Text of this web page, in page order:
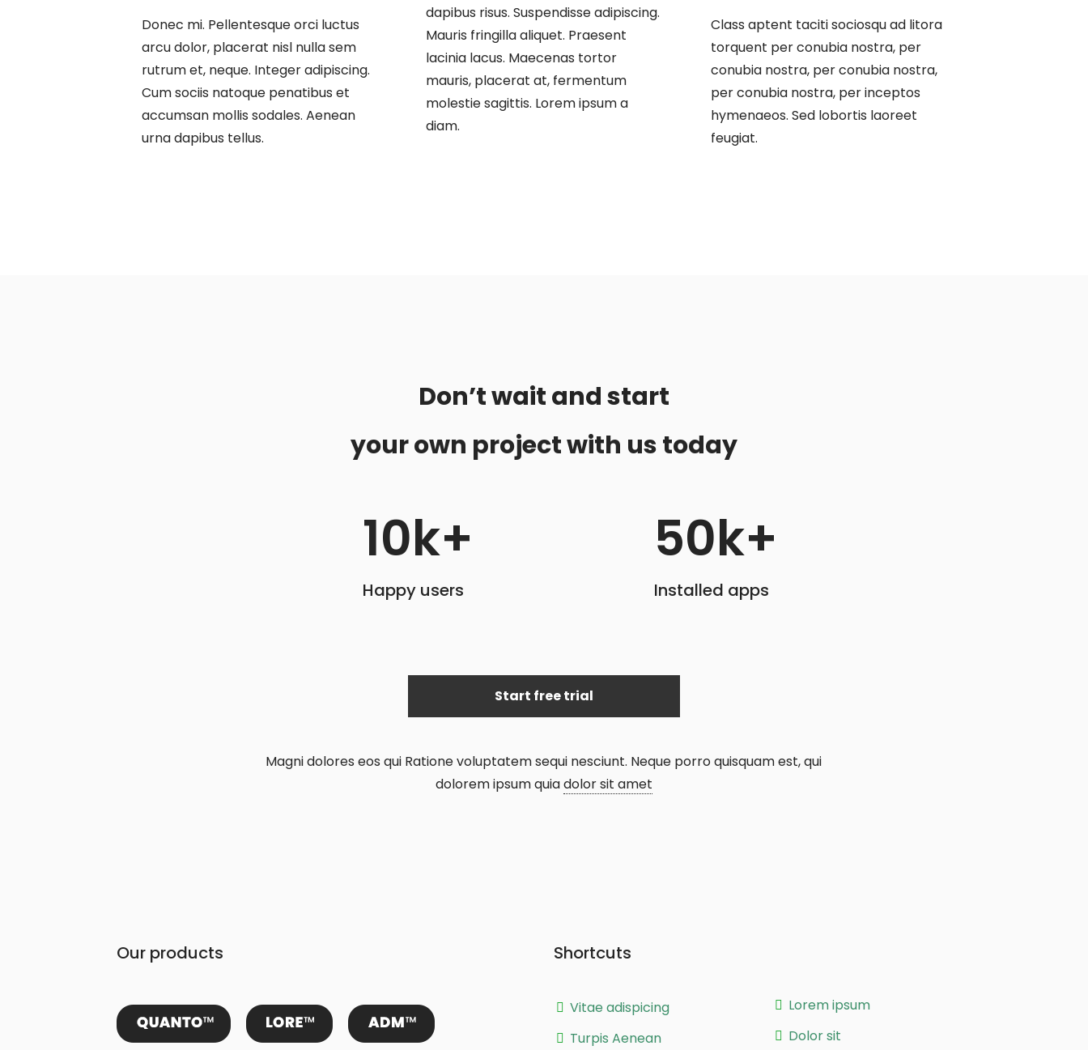
Donec mi. Pellentesque orci luctus
arcu dolor, placerat nisl nulla sem
rutrum et, neque. Integer adipiscing.
Cum sociis natoque penatibus et
accumsan mollis sodales. Aenean
urna dapibus tellus.
dapibus risus. Suspendisse adipiscing.
Mauris fringilla aliquet. Praesent
lacinia lacus. Maecenas tortor
mauris, placerat at, fermentum
molestie sagittis. Lorem ipsum a
diam.
Class aptent taciti sociosqu ad litora
torquent per conubia nostra, per
conubia nostra, per conubia nostra,
per conubia nostra, per inceptos
hymenaeos. Sed lobortis laoreet
feugiat.
Don’t wait and start
your own project with us today
10k+
Happy users
50k+
Installed apps
Start free trial
Magni dolores eos qui Ratione voluptatem sequi nesciunt. Neque porro quisquam est, qui
dolorem ipsum quiadolor sit amet
Our products Shortcuts
Vitae adispicing
Turpis Aenean
Lorem ipsum
Dolor sit